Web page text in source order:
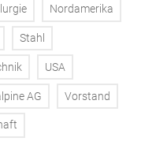
Nordamerika
Stahl
USA
AG Vorstand